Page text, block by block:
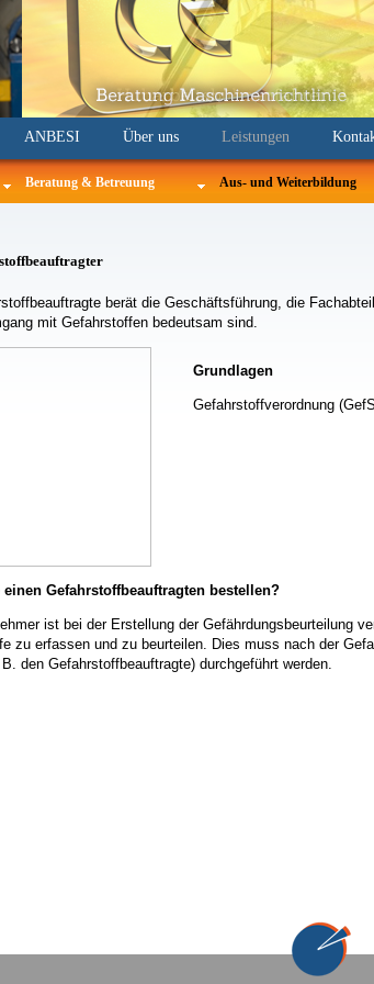
überspringen
ANBESI Über uns Leistungen
Beratung & Betreuung Aus- und Weiterbildung
berät die Geschäftsführung, die
mit Gefahrstoffen bedeutsam sind.
Grundlagen
Gefahrstoffverordnung
Gefahrstoffbeauftragten bestellen?
ist bei der Erstellung der Gefährdungsbeurteilung
zu erfassen und zu beurteilen. Dies muss nach der
den Gefahrstoffbeauftragte) durchgeführt werden.